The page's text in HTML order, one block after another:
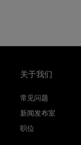
关于我们
常见问题
新闻发布室
职位